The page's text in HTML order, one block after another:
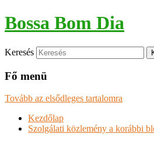
Bossa Bom Dia
Keresés
Fő menü
Tovább az elsődleges tartalomra
Kezdőlap
Szolgálati közlemény a korábbi